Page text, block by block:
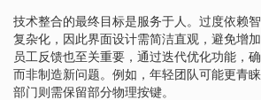
技术整合的最终目标是服务于人。过度依赖
复杂化，因此界面设计需简洁直观，避免增
员工反馈也至关重要，通过迭代优化功能，
而非制造新问题。例如，年轻团队可能更青
部门则需保留部分物理按键。